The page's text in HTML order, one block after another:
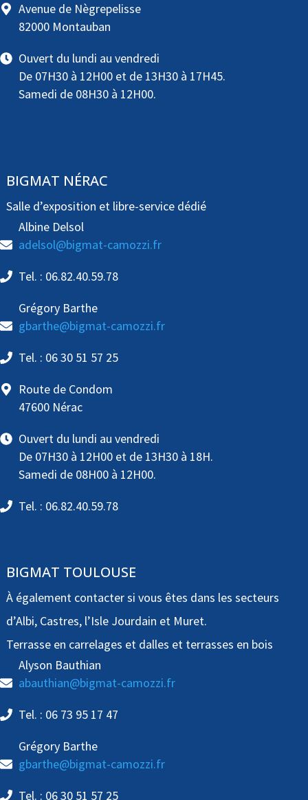
Avenue de Nègrepelisse
82000 Montauban
Ouvert du lundi au vendredi
De 07H30 à 12H00 et de 13H30 à 17H45.
Samedi de 08H30 à 12H00.
BIGMAT NÉRAC
Salle d’exposition et libre-service dédié
Albine Delsol
adelsol@bigmat-camozzi.fr
Tel. : 06.82.40.59.78
Grégory Barthe
gbarthe@bigmat-camozzi.fr
Tel. : 06 30 51 57 25
Route de Condom
47600 Nérac
Ouvert du lundi au vendredi
De 07H30 à 12H00 et de 13H30 à 18H.
Samedi de 08H00 à 12H00.
Tel. : 06.82.40.59.78
BIGMAT TOULOUSE
À également contacter si vous êtes dans les secteurs
d’Albi, Castres, l’Isle Jourdain et Muret.
Terrasse en carrelages et dalles et terrasses en bois
Alyson Bauthian
abauthian@bigmat-camozzi.fr
Tel. : 06 73 95 17 47
Grégory Barthe
gbarthe@bigmat-camozzi.fr
Tel. : 06 30 51 57 25